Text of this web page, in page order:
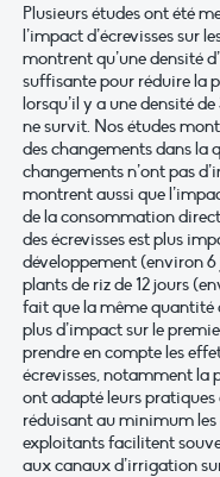
Plusieurs études ont été
l’impact d’écrevisses sur
montrent qu’une densité
suffisante pour réduire la
lorsqu’il y a une densité
ne survit. Nos études
des changements dans la
changements n’ont pas
montrent aussi que
de la consommation
des écrevisses est plus
développement (environ 6
plants de riz de 12 jours
fait que la même quantité
plus d’impact sur le
prendre en compte les
écrevisses, notamment la
ont adapté leurs pratiques
réduisant au minimum les
exploitants facilitent
aux canaux d’irrigation